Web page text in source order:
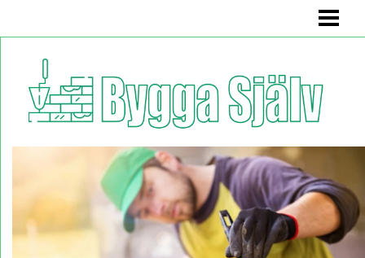
BADRUMSMÖBEL
BÄNK MED FÖRVARING
BLOGG